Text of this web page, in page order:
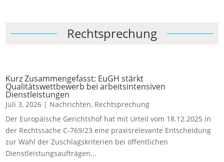
Rechtsprechung
Kurz Zusammengefasst: EuGH stärkt
Qualitätswettbewerb bei arbeitsintensiven
Dienstleistungen
Juli 3, 2026 | Nachrichten, Rechtsprechung
Der Europäische Gerichtshof hat mit Urteil vom 18.12.2025 in
der Rechtssache C‑769/23 eine praxisrelevante Entscheidung
zur Wahl der Zuschlagskriterien bei öffentlichen
Dienstleistungsaufträgen...